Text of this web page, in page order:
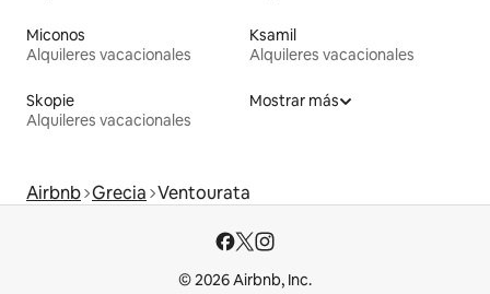
Miconos
Alquileres vacacionales
Ksamil
Alquileres vacacionales
Skopie
Alquileres vacacionales
Mostrar más
Airbnb Grecia Ventourata
© 2026 Airbnb, Inc.